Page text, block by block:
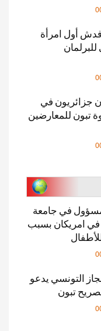
أول امرأة
جزائريون في
تبون للمعارضين
في جامعة
في امريكان بسبب
التونسي يدعو
تبون